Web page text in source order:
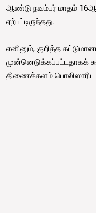
ஆண்டு நவம்பர் மாதம்
ஏற்பட்டிருந்தது.
எனினும், குறித்த
முன்னெடுக்கப்பட்டதாகக்
திணைக்களம் பொலிஸாரிடம்